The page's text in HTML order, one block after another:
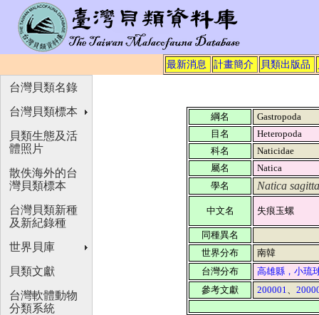
最新消息 計畫簡介 貝類出版品
綱名
Gastropoda
目名
Heteropoda
科名
Naticidae
屬名
Natica
學名
Natica
中文名 失痕玉螺
同種異名
世界分布
南韓
台灣分布
高雄縣，小琉
參考文獻
200001、
台灣貝類名錄
台灣貝類標本
貝類生態及活
體照片
散佚海外的台
灣貝類標本
台灣貝類新種
及新紀錄種
世界貝庫
貝類文獻
台灣軟體動物
分類系統